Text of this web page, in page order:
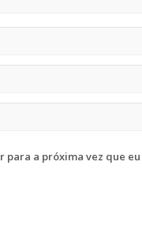
para a próxima vez que